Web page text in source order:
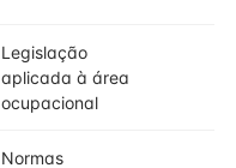
Legislação
aplicada à área
ocupacional
Normas